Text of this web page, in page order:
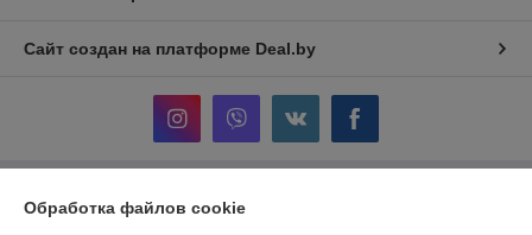
Сайт создан на платформе Deal.by
Информация для покупателя
Обработка файлов cookie